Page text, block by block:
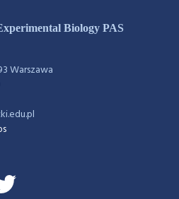
Biology PAS
Warszawa